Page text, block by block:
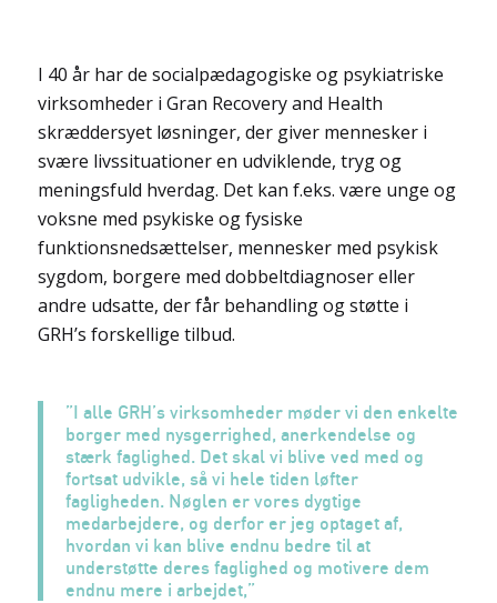
I 40 år har de socialpædagogiske og psykiatriske
virksomheder i Gran Recovery and Health
skræddersyet løsninger, der giver mennesker i
svære livssituationer en udviklende, tryg og
meningsfuld hverdag. Det kan f.eks. være unge og
voksne med psykiske og fysiske
funktionsnedsættelser, mennesker med psykisk
sygdom, borgere med dobbeltdiagnoser eller
andre udsatte, der får behandling og støtte i
GRH’s forskellige tilbud.
”I alle GRH’s virksomheder møder vi den enkelte
borger med nysgerrighed, anerkendelse og
stærk faglighed. Det skal vi blive ved med og
fortsat udvikle, så vi hele tiden løfter
fagligheden. Nøglen er vores dygtige
medarbejdere, og derfor er jeg optaget af,
hvordan vi kan blive endnu bedre til at
understøtte deres faglighed og motivere dem
endnu mere i arbejdet,”